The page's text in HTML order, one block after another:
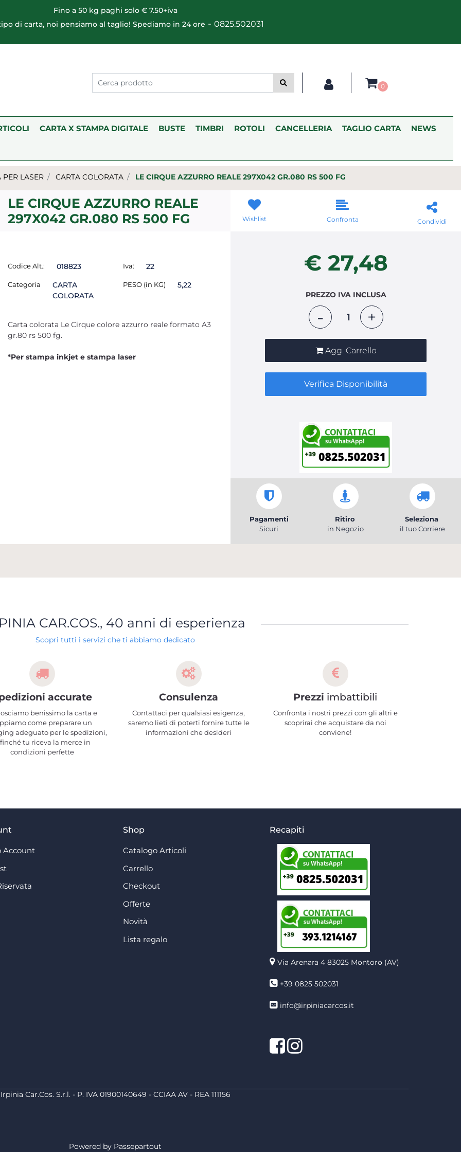
Fino a 50 kg paghi solo € 7.50+iva
di carta, noi pensiamo al taglio! Spediamo in 24 ore - 0825.502031
0
CARTA X STAMPA DIGITALE BUSTE TIMBRI ROTOLI CANCELLERIA TAGLIO CARTA NEWS
PER LASER CARTA COLORATA LE CIRQUE AZZURRO REALE 297X042 GR.080 RS 500 FG
LE CIRQUE AZZURRO REALE
297X042 GR.080 RS 500 FG
Codice Alt.: 018823
Categoria
CARTA
COLORATA
Iva: 22
PESO (in KG) 5,22
Carta colorata Le Cirque colore azzurro reale formato A3
gr.80 rs 500 fg.
*Per stampa inkjet e stampa laser
Wishlist Confronta Condividi
€ 27,48
PREZZO IVA INCLUSA
Agg. Carrello
Verifica Disponibilità
Pagamenti
Sicuri
Ritiro
in Negozio
Seleziona
il tuo Corriere
CAR.COS., 40 anni di esperienza
Scopri tutti i servizi che ti abbiamo dedicato
accurate
benissimo la carta e
come preparare un
adeguato per le spedizioni,
tu riceva la merce in
condizioni perfette
Consulenza
Contattaci per qualsiasi esigenza,
saremo lieti di poterti fornire tutte le
informazioni che desideri
Prezzi imbattibili
Confronta i nostri prezzi con gli altri e
scoprirai che acquistare da noi
conviene!
Account
Shop
Catalogo Articoli
Carrello
Checkout
Offerte
Novità
Lista regalo
Recapiti
Via Arenara 4 83025 Montoro (AV)
+39 0825 502031
info@irpiniacarcos.it
FacebookInstagram
Irpinia Car.Cos. S.r.l. - P. IVA 01900140649 - CCIAA AV - REA 111156
Powered by Passepartout